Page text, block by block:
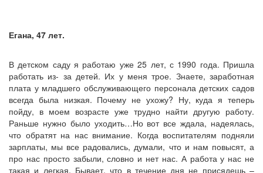
Егана, 47 лет.
В детском саду я работаю уже 25 лет, с 1990 года. Пришла
работать из- за детей. Их у меня трое. Знаете, заработная
плата у младшего обслуживающего персонала детских садов
всегда была низкая. Почему не ухожу? Ну, куда я теперь
пойду, в моем возрасте уже трудно найти другую работу.
Раньше нужно было уходить…Но вот все ждала, надеялась,
что обратят на нас внимание. Когда воспитателям подняли
зарплаты, мы все радовались, думали, что и нам повысят, а
про нас просто забыли, словно и нет нас. А работа у нас не
такая и легкая. Бывает, что в течение дня не присядешь –